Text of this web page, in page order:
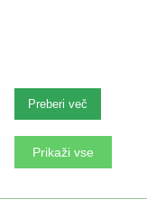
Preberi več
Prikaži vse